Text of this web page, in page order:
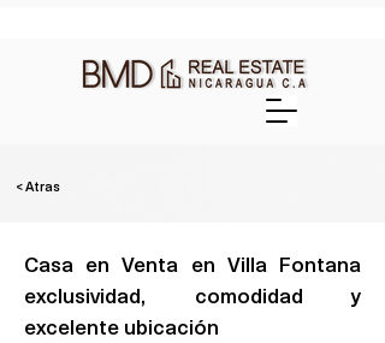
< Atras
Casa en Venta en Villa Fontana
exclusividad, comodidad y
excelente ubicación